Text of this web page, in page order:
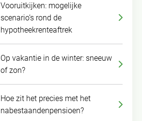
Vooruitkijken: mogelijke
scenario’s rond de
hypotheekrenteaftrek
Op vakantie in de winter: sneeuw
of zon?
Hoe zit het precies met het
nabestaandenpensioen?